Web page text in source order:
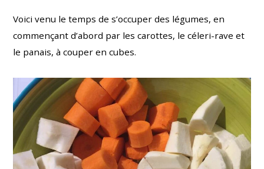
Voici venu le temps de s’occuper des légumes, en
commençant d’abord par les carottes, le céleri-rave et
le panais, à couper en cubes.